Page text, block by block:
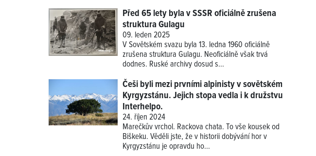
Před 65 lety byla v SSSR oficiálně zrušena
struktura Gulagu
09. leden 2025
V Sovětském svazu byla 13. ledna 1960 oficiálně
zrušena struktura Gulagu. Neoficiálně však trvá
dodnes. Ruské archivy dosud s...
Češi byli mezi prvními alpinisty v sovětském
Kyrgyzstánu. Jejich stopa vedla i k družstvu
Interhelpo.
24. říjen 2024
Marečkův vrchol. Rackova chata. To vše kousek od
Biškeku. Věděli jste, že v historii dobývání hor v
Kyrgyzstánu je opravdu ho...